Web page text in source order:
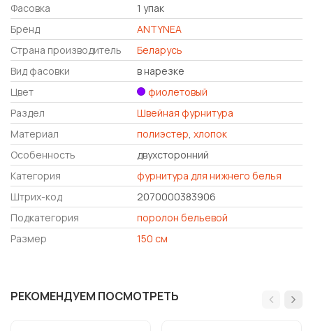
Фасовка
1 упак
Бренд
ANTYNEA
Страна производитель
Беларусь
Вид фасовки
в нарезке
Цвет
фиолетовый
Раздел
Швейная фурнитура
Материал
полиэстер хлопок
Особенность
двухсторонний
Категория
фурнитура для нижнего белья
Штрих-код
2070000383906
Подкатегория
поролон бельевой
Размер
150 см
РЕКОМЕНДУЕМ ПОСМОТРЕТЬ